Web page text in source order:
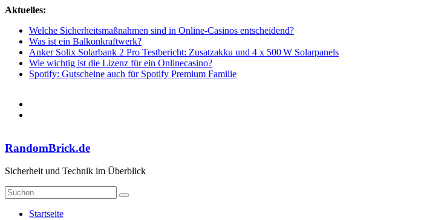
Zum
springen
Aktuelles:
Welche Sicherheitsmaßnahmen sind in Online-Casinos entscheidend?
Was ist ein Balkonkraftwerk?
Anker Solix Solarbank 2 Pro Testbericht: Zusatzakku und 4 x 500 W Solarpanels
Wie wichtig ist die Lizenz für ein Onlinecasino?
Spotify: Gutscheine auch für Spotify Premium Familie
RandomBrick.de
Sicherheit und Technik im Überblick
Startseite